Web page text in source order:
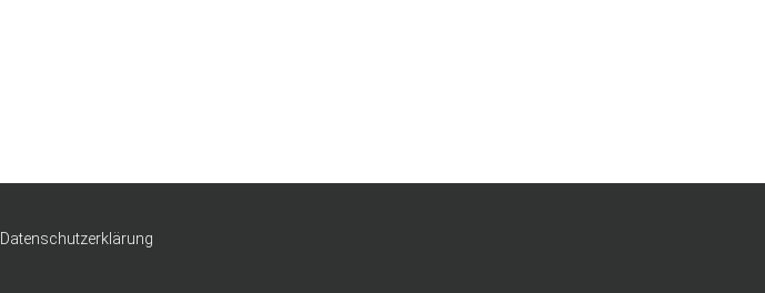
Datenschutzerklärung